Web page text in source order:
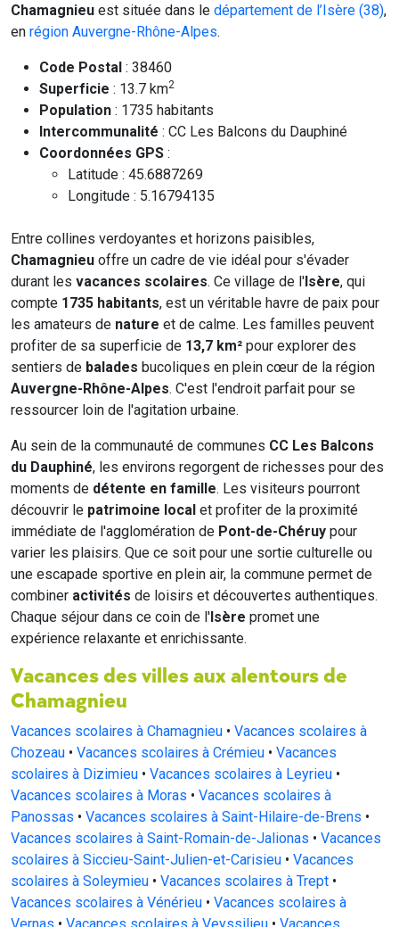
Chamagnieu est située dans le département de l’Isère (38),
en région Auvergne-Rhône-Alpes.
Code Postal : 38460
Superficie : 13.7 km2
Population : 1735 habitants
Intercommunalité : CC Les Balcons du Dauphiné
Coordonnées GPS :
Latitude : 45.6887269
Longitude : 5.16794135
Entre collines verdoyantes et horizons paisibles,
Chamagnieu offre un cadre de vie idéal pour s'évader
durant les vacances scolaires. Ce village de l'Isère, qui
compte 1735 habitants, est un véritable havre de paix pour
les amateurs de nature et de calme. Les familles peuvent
profiter de sa superficie de 13,7 km² pour explorer des
sentiers de balades bucoliques en plein cœur de la région
Auvergne-Rhône-Alpes. C'est l'endroit parfait pour se
ressourcer loin de l'agitation urbaine.
Au sein de la communauté de communes CC Les Balcons
du Dauphiné, les environs regorgent de richesses pour des
moments de détente en famille. Les visiteurs pourront
découvrir le patrimoine local et profiter de la proximité
immédiate de l'agglomération de Pont-de-Chéruy pour
varier les plaisirs. Que ce soit pour une sortie culturelle ou
une escapade sportive en plein air, la commune permet de
combiner activités de loisirs et découvertes authentiques.
Chaque séjour dans ce coin de l'Isère promet une
expérience relaxante et enrichissante.
Vacances des villes aux alentours de
Chamagnieu
Vacances scolaires à Chamagnieu • Vacances scolaires à
Chozeau • Vacances scolaires à Crémieu • Vacances
scolaires à Dizimieu • Vacances scolaires à Leyrieu •
Vacances scolaires à Moras • Vacances scolaires à
Panossas • Vacances scolaires à Saint-Hilaire-de-Brens •
Vacances scolaires à Saint-Romain-de-Jalionas • Vacances
scolaires à Siccieu-Saint-Julien-et-Carisieu • Vacances
scolaires à Soleymieu • Vacances scolaires à Trept •
Vacances scolaires à Vénérieu • Vacances scolaires à